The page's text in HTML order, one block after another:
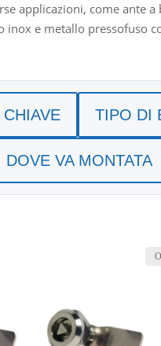
applicazioni, come ante
inox e metallo pressofuso
rendendo queste
rappresentano una
TIPO DI
DOVE VA MONTATA